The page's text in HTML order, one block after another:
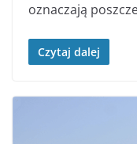
oznaczają
Czytaj dalej